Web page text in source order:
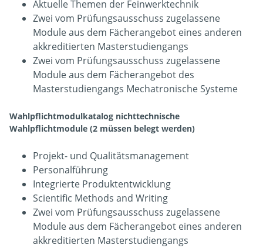
Aktuelle Themen der Feinwerktechnik
Zwei vom Prüfungsausschuss zugelassene
Module aus dem Fächerangebot eines anderen
akkreditierten Masterstudiengangs
Zwei vom Prüfungsausschuss zugelassene
Module aus dem Fächerangebot des
Masterstudiengangs Mechatronische Systeme
Wahlpflichtmodulkatalog nichttechnische
Wahlpflichtmodule (2 müssen belegt werden)
Projekt- und Qualitätsmanagement
Personalführung
Integrierte Produktentwicklung
Scientific Methods and Writing
Zwei vom Prüfungsausschuss zugelassene
Module aus dem Fächerangebot eines anderen
akkreditierten Masterstudiengangs